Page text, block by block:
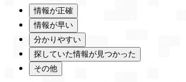
情報が正確
情報が早い
分かりやすい
探していた情報が見つかった
その他